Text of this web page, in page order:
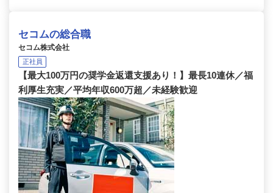
セコムの総合職
セコム株式会社
正社員
【最大100万円の奨学金返還支援あり！】最長10連休／福
利厚生充実／平均年収600万超／未経験歓迎